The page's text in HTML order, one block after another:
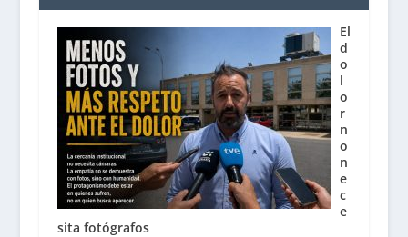
El
d
o
l
o
r
n
o
n
e
c
e
sita fotógrafos